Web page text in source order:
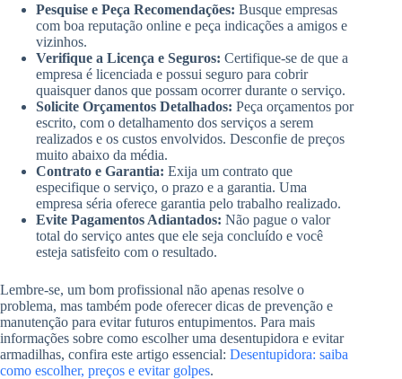
Pesquise e Peça Recomendações: Busque empresas
com boa reputação online e peça indicações a amigos e
vizinhos.
Verifique a Licença e Seguros: Certifique-se de que a
empresa é licenciada e possui seguro para cobrir
quaisquer danos que possam ocorrer durante o serviço.
Solicite Orçamentos Detalhados: Peça orçamentos por
escrito, com o detalhamento dos serviços a serem
realizados e os custos envolvidos. Desconfie de preços
muito abaixo da média.
Contrato e Garantia: Exija um contrato que
especifique o serviço, o prazo e a garantia. Uma
empresa séria oferece garantia pelo trabalho realizado.
Evite Pagamentos Adiantados: Não pague o valor
total do serviço antes que ele seja concluído e você
esteja satisfeito com o resultado.
Lembre-se, um bom profissional não apenas resolve o
problema, mas também pode oferecer dicas de prevenção e
manutenção para evitar futuros entupimentos. Para mais
informações sobre como escolher uma desentupidora e evitar
armadilhas, confira este artigo essencial: Desentupidora: saiba
como escolher, preços e evitar golpes.